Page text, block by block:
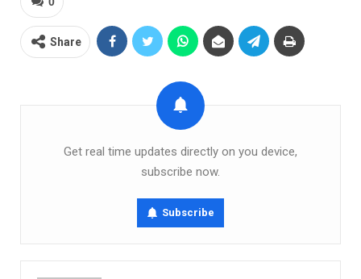
Share
Get real time updates directly on you device,
subscribe now.
Subscribe